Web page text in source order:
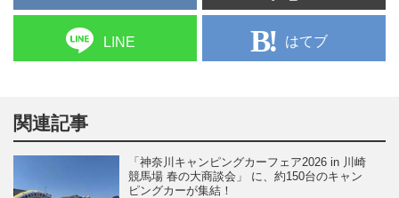
LINE はてブ
関連記事
「神奈川キャンピングカーフェア2026 in 川崎
競馬場 春の大商談会」 に、約150台のキャン
ピングカーが集結！